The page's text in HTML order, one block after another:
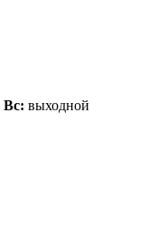
Вс: выходной